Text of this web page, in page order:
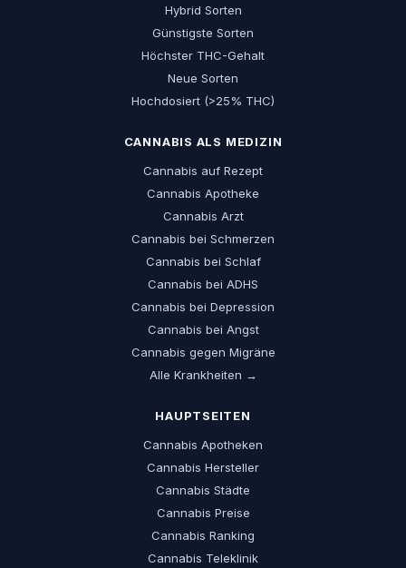
Hybrid Sorten
Günstigste Sorten
Höchster THC-Gehalt
Neue Sorten
Hochdosiert (>25% THC)
CANNABIS ALS MEDIZIN
Cannabis auf Rezept
Cannabis Apotheke
Cannabis Arzt
Cannabis bei Schmerzen
Cannabis bei Schlaf
Cannabis bei ADHS
Cannabis bei Depression
Cannabis bei Angst
Cannabis gegen Migräne
Alle Krankheiten →
HAUPTSEITEN
Cannabis Apotheken
Cannabis Hersteller
Cannabis Städte
Cannabis Preise
Cannabis Ranking
Cannabis Teleklinik